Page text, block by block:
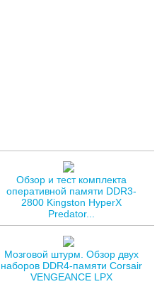
Обзор и тест комплекта
оперативной памяти DDR3-
2800 Kingston HyperX
Predator...
Мозговой штурм. Обзор двух
наборов DDR4-памяти Corsair
VENGEANCE LPX